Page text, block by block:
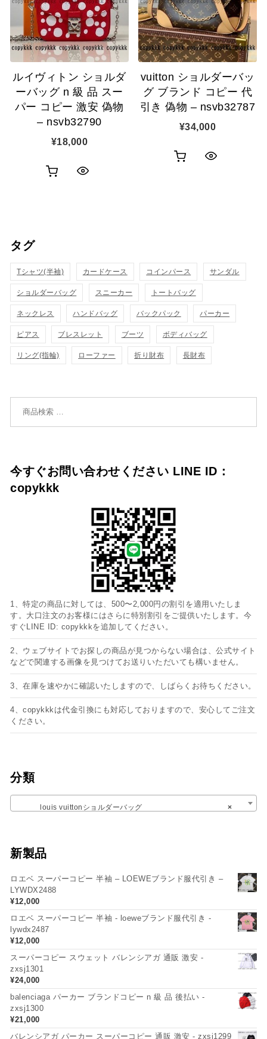
ルイヴィトン ショルダ
ーバッグ n 級 品 スー
パー コピー 激安 偽物
– nsvb32790
¥18,000
vuitton ショルダーバッ
グ ブランド コピー 代
引き 偽物 – nsvb32787
¥34,000
タグ
Tシャツ(半袖) カードケース コインパース サンダル
ショルダーバッグ スニーカー トートバッグ
ネックレス ハンドバッグ バックパック パーカー
ピアス ブレスレット ブーツ ボディバッグ
リング(指輪) ローファー 折り財布 長財布
今すぐお問い合わせください LINE ID：
copykkk
1、特定の商品に対しては、500〜2,000円の割引を適用いたしま
す。大口注文のお客様にはさらに特別割引をご提供いたします。今
すぐLINE ID: copykkkを追加してください。
2、ウェブサイトでお探しの商品が見つからない場合は、公式サイト
などで関連する画像を見つけてお送りいただいても構いません。
3、在庫を速やかに確認いたしますので、しばらくお待ちください。
4、copykkkは代金引換にも対応しておりますので、安心してご注文
ください。
分類
×
louis vuittonショルダーバッグ
新製品
ロエベ スーパーコピー 半袖 – LOEWEブランド服代引き –
LYWDX2488
¥12,000
ロエベ スーパーコピー 半袖 - loeweブランド服代引き -
lywdx2487
¥12,000
スーパーコピー スウェット バレンシアガ 通販 激安 -
zxsj1301
¥24,000
balenciaga パーカー ブランドコピー n 級 品 後払い -
zxsj1300
¥21,000
バレンシアガ パーカー スーパーコピー 通販 激安 - zxsj1299